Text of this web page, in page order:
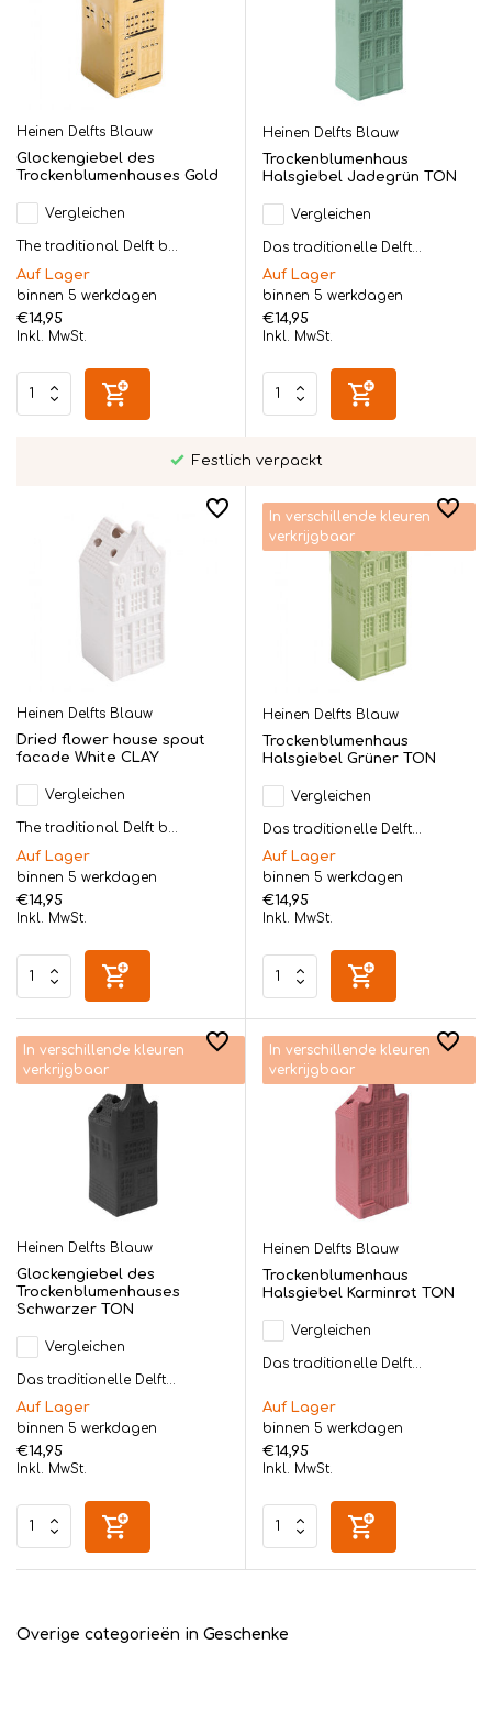
Heinen Delfts Blauw
Glockengiebel des
Trockenblumenhauses Gold
Vergleichen
The traditional Delft b...
Auf Lager
binnen 5 werkdagen
€14,95
Inkl. MwSt.
Heinen Delfts Blauw
Trockenblumenhaus
Halsgiebel Jadegrün TON
Vergleichen
Das traditionelle Delft...
Auf Lager
binnen 5 werkdagen
€14,95
Inkl. MwSt.
Festlich verpackt
Heinen Delfts Blauw
Dried flower house spout
facade White CLAY
Vergleichen
The traditional Delft b...
Auf Lager
binnen 5 werkdagen
€14,95
Inkl. MwSt.
In verschillende kleuren
verkrijgbaar
Heinen Delfts Blauw
Trockenblumenhaus
Halsgiebel Grüner TON
Vergleichen
Das traditionelle Delft...
Auf Lager
binnen 5 werkdagen
€14,95
Inkl. MwSt.
In verschillende kleuren
verkrijgbaar
Heinen Delfts Blauw
Glockengiebel des
Trockenblumenhauses
Schwarzer TON
Vergleichen
Das traditionelle Delft...
Auf Lager
binnen 5 werkdagen
€14,95
Inkl. MwSt.
In verschillende kleuren
verkrijgbaar
Heinen Delfts Blauw
Trockenblumenhaus
Halsgiebel Karminrot TON
Vergleichen
Das traditionelle Delft...
Auf Lager
binnen 5 werkdagen
€14,95
Inkl. MwSt.
Overige categorieën in Geschenke